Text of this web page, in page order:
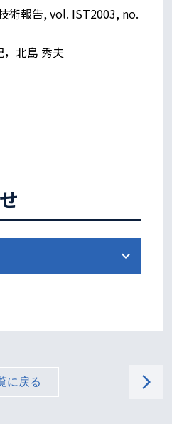
術報告, vol. IST2003, no.
北島 秀夫
に戻る arrow_forward_ios